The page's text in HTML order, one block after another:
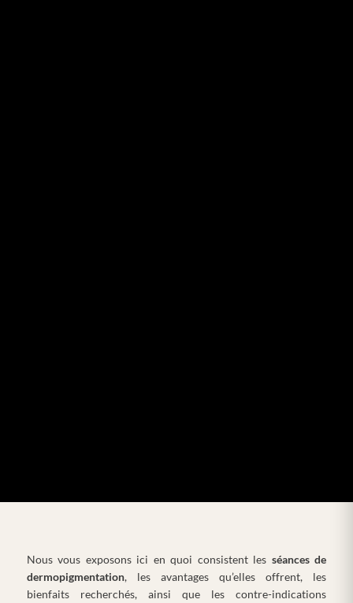
Nous vous exposons ici en quoi consistent les séances de
dermopigmentation, les avantages qu’elles offrent, les
bienfaits recherchés, ainsi que les contre-indications